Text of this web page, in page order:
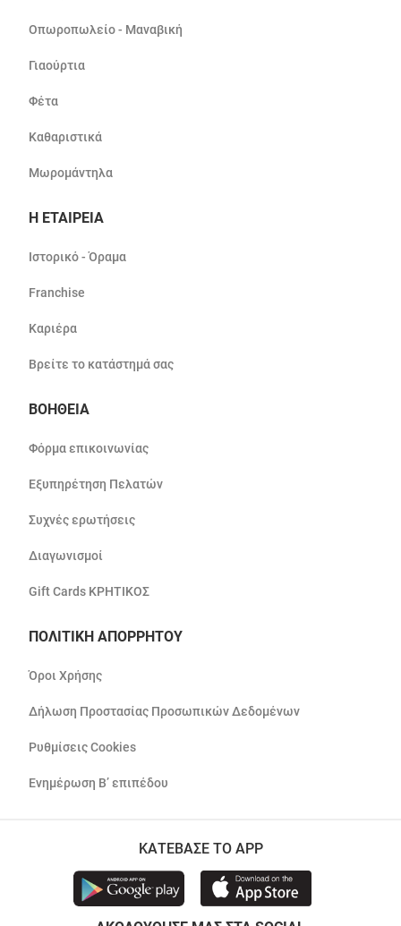
Οπωροπωλείο - Μαναβική
Γιαούρτια
Φέτα
Καθαριστικά
Μωρομάντηλα
Η ΕΤΑΙΡΕΙΑ
Ιστορικό - Όραμα
Franchise
Καριέρα
Βρείτε το κατάστημά σας
ΒΟΗΘΕΙΑ
Φόρμα επικοινωνίας
Εξυπηρέτηση Πελατών
Συχνές ερωτήσεις
Διαγωνισμοί
Gift Cards ΚΡΗΤΙΚΟΣ
ΠΟΛΙΤΙΚΗ ΑΠΟΡΡΗΤΟΥ
Όροι Χρήσης
Δήλωση Προστασίας Προσωπικών Δεδομένων
Ρυθμίσεις Cookies
Ενημέρωση Β’ επιπέδου
ΚΑΤΕΒΑΣΕ ΤΟ APP